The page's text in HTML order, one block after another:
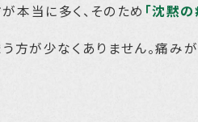
本当に多く、そのため 「沈黙の
方が少なくありません。痛み